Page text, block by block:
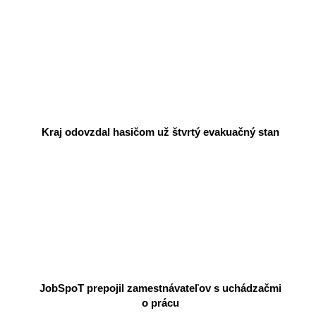
Kraj odovzdal hasičom už štvrtý evakuačný stan
JobSpoT prepojil zamestnávateľov s uchádzačmi
o prácu